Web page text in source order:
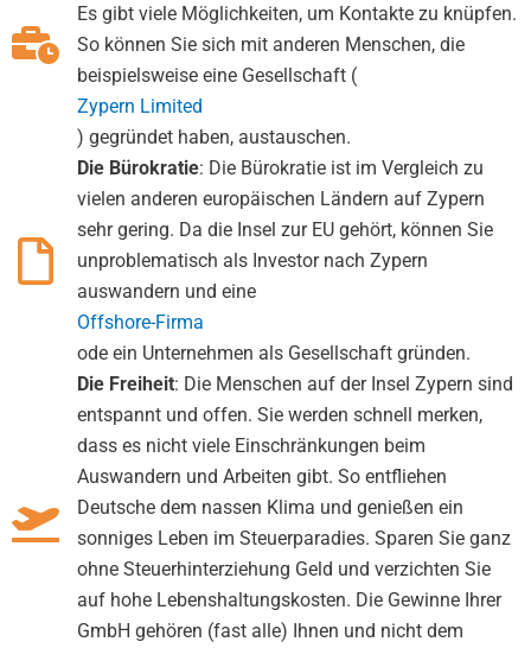
Es gibt viele Möglichkeiten, um Kontakte zu knüpfen.
So können Sie sich mit anderen Menschen, die
beispielsweise eine Gesellschaft (
Zypern Limited
) gegründet haben, austauschen.
Die Bürokratie: Die Bürokratie ist im Vergleich zu
vielen anderen europäischen Ländern auf Zypern
sehr gering. Da die Insel zur EU gehört, können Sie
unproblematisch als Investor nach Zypern
auswandern und eine
Offshore-Firma
ode ein Unternehmen als Gesellschaft gründen.
Die Freiheit: Die Menschen auf der Insel Zypern sind
entspannt und offen. Sie werden schnell merken,
dass es nicht viele Einschränkungen beim
Auswandern und Arbeiten gibt. So entfliehen
Deutsche dem nassen Klima und genießen ein
sonniges Leben im Steuerparadies. Sparen Sie ganz
ohne Steuerhinterziehung Geld und verzichten Sie
auf hohe Lebenshaltungskosten. Die Gewinne Ihrer
GmbH gehören (fast alle) Ihnen und nicht dem